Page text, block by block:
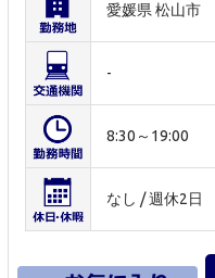
愛媛県 松山市
-
8:30～19:00
なし / 週休2日